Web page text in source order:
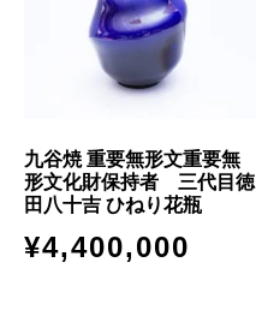
九谷焼 重要無形文重要無
形文化財保持者 三代目徳
田八十吉 ひねり花瓶
¥4,400,000